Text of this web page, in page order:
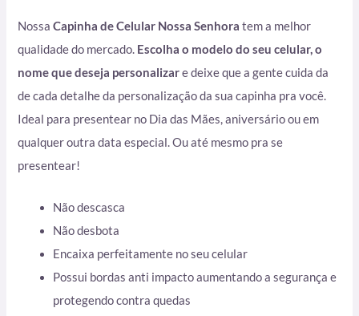
NossaCapinha de Celular Nossa Senhoratem a melhor
qualidade do mercado. Escolha o modelo do seu celular, o
nome que deseja personalizare deixe que a gente cuida da
de cada detalhe da personalização da sua capinha pra você.
Ideal para presentear no Dia das Mães, aniversário ou em
qualquer outra data especial. Ou até mesmo pra se
presentear!
Não descasca
Não desbota
Encaixa perfeitamente no seu celular
Possui bordas anti impacto aumentando a segurança e
protegendo contra quedas